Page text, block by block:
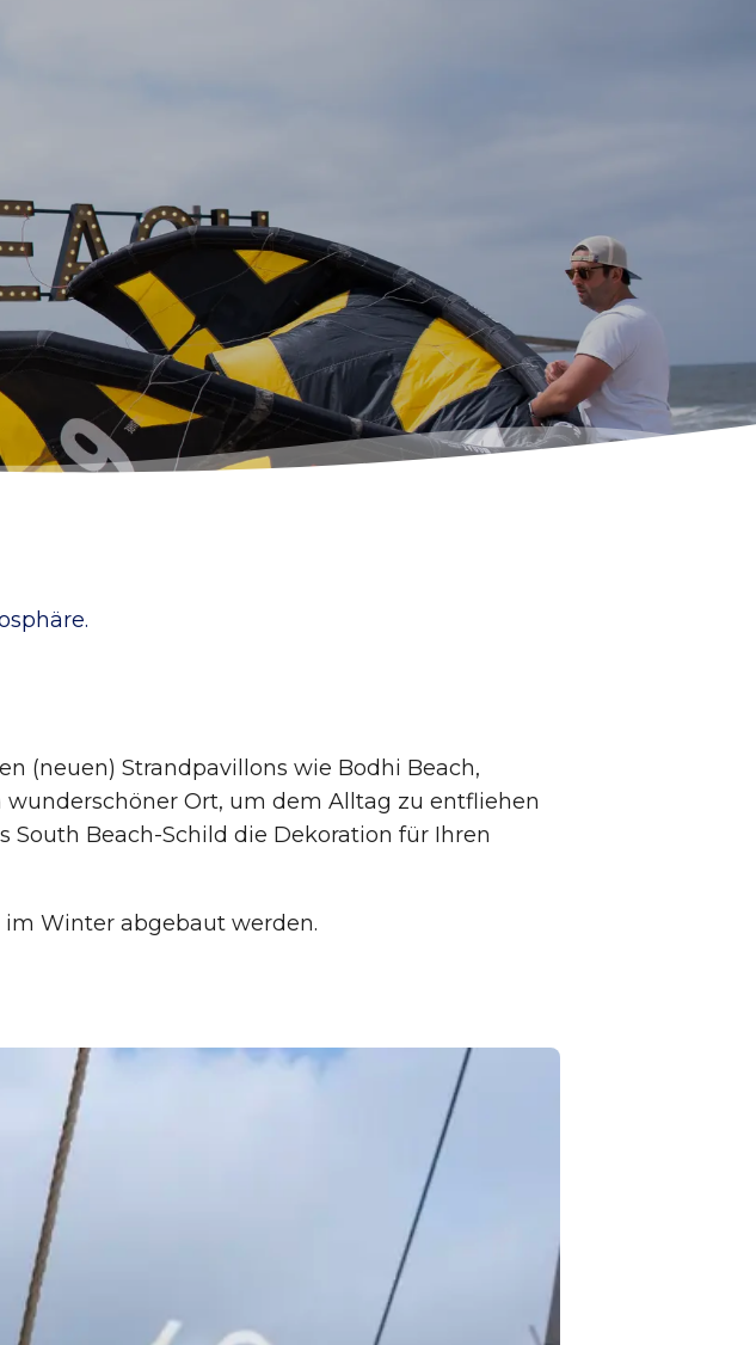
(neuen) Strandpavillons wie Bodhi Beach,
wunderschöner Ort, um dem Alltag zu entfliehen
Beach-Schild die Dekoration für Ihren
im Winter abgebaut werden.